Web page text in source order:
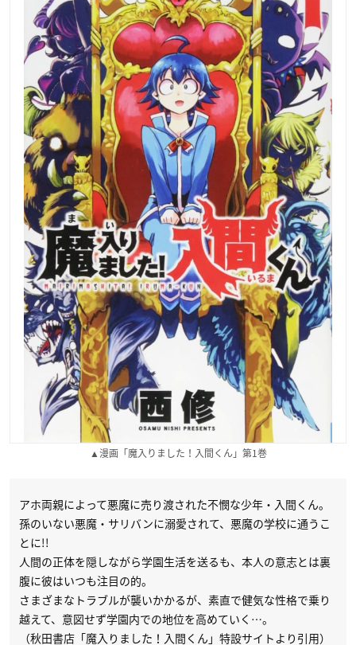
▲漫画「魔入りました！入間くん」第1巻
アホ両親によって悪魔に売り渡された不憫な少年・入間くん。
孫のいない悪魔・サリバンに溺愛されて、悪魔の学校に通うこ
とに!!
人間の正体を隠しながら学園生活を送るも、本人の意志とは裏
腹に彼はいつも注目の的。
さまざまなトラブルが襲いかかるが、素直で健気な性格で乗り
越えて、意図せず学園内での地位を高めていく…。
（秋田書店「魔入りました！入間くん」特設サイトより引用）